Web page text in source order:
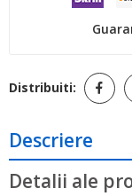
Distribuiti:
Descriere
Detalii ale